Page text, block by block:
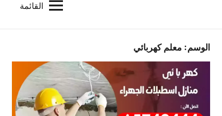
الكويت
للاعلانات
بالكويت
القائمة
الوسم: معلم كهربائي